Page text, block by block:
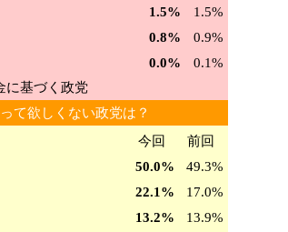
1.5%
1.5%
0.8%
0.9%
0.0%
0.1%
に基づく政党
て欲しくない政党は？
今回
前回
50.0%
49.3%
22.1%
17.0%
13.2%
13.9%